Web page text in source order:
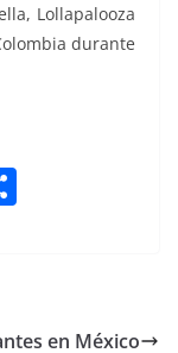
Lollapalooza
durante
aren México